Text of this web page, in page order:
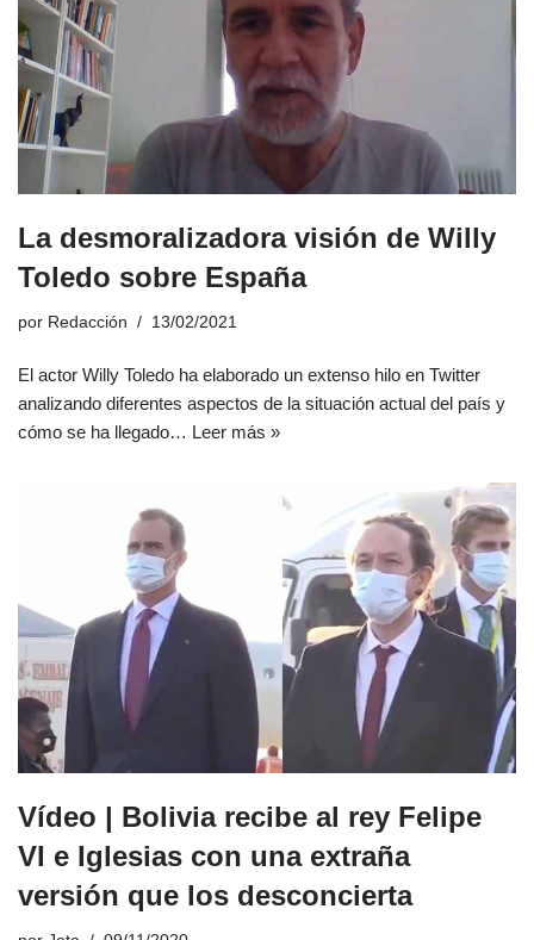
La desmoralizadora visión de Willy
Toledo sobre España
por Redacción 13/02/2021
El actor Willy Toledo ha elaborado un extenso hilo en Twitter
analizando diferentes aspectos de la situación actual del país y
cómo se ha llegado… Leer más »
Vídeo | Bolivia recibe al rey Felipe
VI e Iglesias con una extraña
versión que los desconcierta